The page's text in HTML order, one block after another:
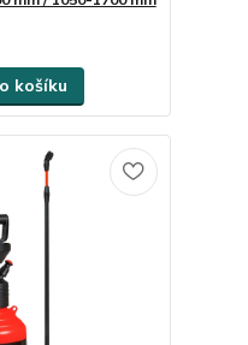
košíku